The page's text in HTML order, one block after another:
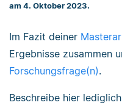
am 4. Oktober 2023.
Im Fazit deiner
Ergebnisse zusammen
Forschungsfrage(n).
Beschreibe hier